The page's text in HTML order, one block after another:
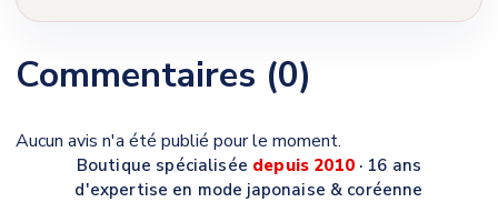
Commentaires (0)
Aucun avis n'a été publié pour le moment.
Boutique spécialisée depuis 2010· 16 ans
d'expertise en mode japonaise & coréenne